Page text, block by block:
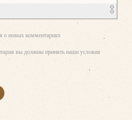
о новых комментариях
вы должны принять наши условия